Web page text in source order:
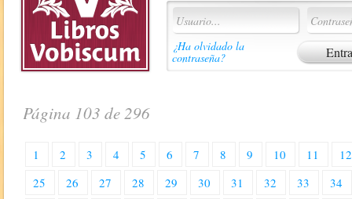
¿Ha olvidado la
contraseña?
Página 103 de 296
1 2 3 4 5 6 7 8 9 10 11
12
25
26 27 28 29 30 31 32 33
34